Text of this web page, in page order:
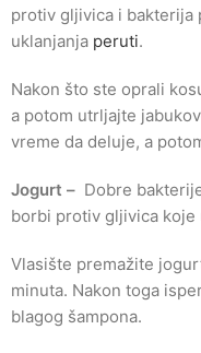
protiv gljivica i bakterija
uklanjanja peruti.
Nakon što ste oprali
a potom utrljajte
vreme da deluje, a
Jogurt – Dobre
borbi protiv gljivica
Vlasište premažite
minuta. Nakon toga
blagog šampona.